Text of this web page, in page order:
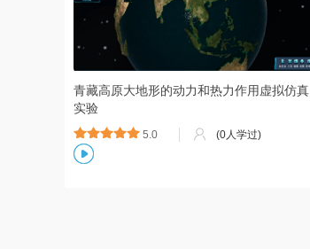
青藏高原大地形的动力和热力作用虚拟仿真
实验
5.0 (0人学过)